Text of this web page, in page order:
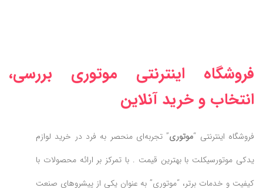
فروشگاه اینترنتی موتوری بررسی،
انتخاب و خرید آنلاین
فروشگاه اینترنتی “موتوری” تجربه‌ای منحصر به فرد در خرید لوازم
یدکی موتورسیکلت با بهترین قیمت . با تمرکز بر ارائه محصولات با
کیفیت و خدمات برتر، “موتوری” به عنوان یکی از پیشروهای صنعت